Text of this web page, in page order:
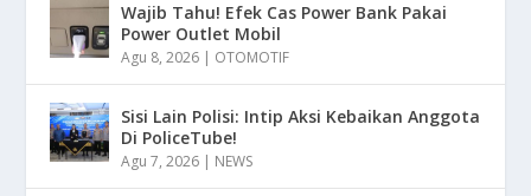
Wajib Tahu! Efek Cas Power Bank Pakai
Power Outlet Mobil
Agu 8, 2026 OTOMOTIF
Sisi Lain Polisi: Intip Aksi Kebaikan Anggota
Di PoliceTube!
Agu 7, 2026 NEWS